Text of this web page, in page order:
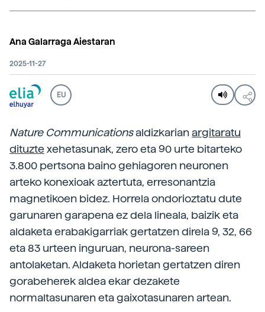
Ana Galarraga Aiestaran
2025-11-27
EU
Nature Communicationsaldizkarian argitaratu
dituzte xehetasunak, zero eta 90 urte bitarteko
3.800 pertsona baino gehiagoren neuronen
arteko konexioak aztertuta, erresonantzia
magnetikoen bidez. Horrela ondorioztatu dute
garunaren garapena ez dela lineala, baizik eta
aldaketa erabakigarriak gertatzen direla 9, 32, 66
eta 83 urteen inguruan, neurona-sareen
antolaketan. Aldaketa horietan gertatzen diren
gorabeherek aldea ekar dezakete
normaltasunaren eta gaixotasunaren artean.